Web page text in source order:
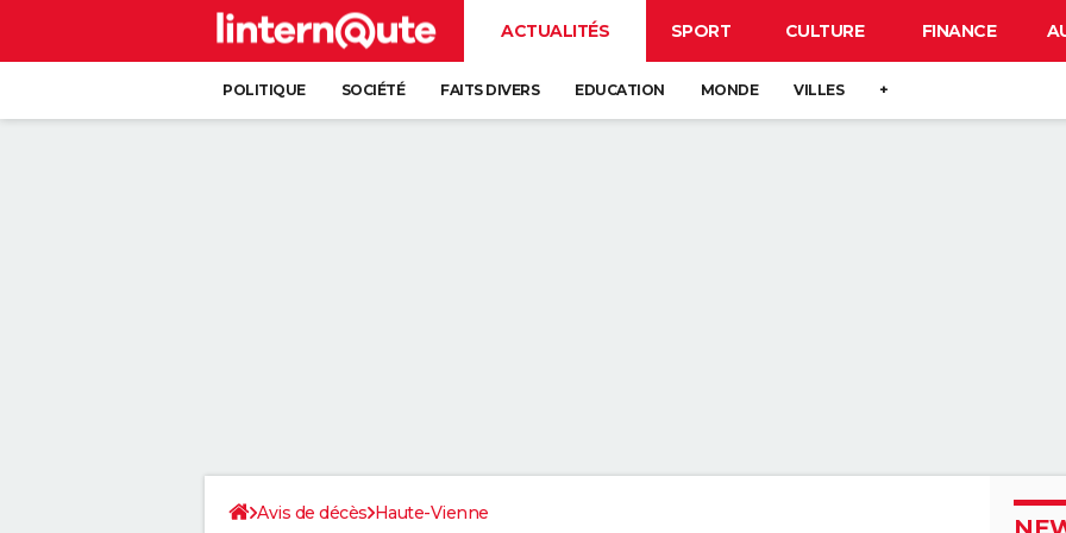
ACTUALITÉS SPORT CULTURE FINANCE
POLITIQUE SOCIÉTÉ FAITS DIVERS EDUCATION MONDE VILLES +
Avis de décès Haute-Vienne